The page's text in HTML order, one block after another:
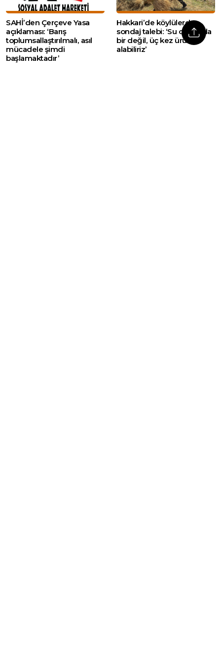
SAHİ’den Çerçeve Yasa
açıklaması: ‘Barış
toplumsallaştırılmalı, asıl
mücadele şimdi
başlamaktadır’
Hakkari’de köylülerden
sondaj talebi: ‘Su olsa yılda
bir değil, üç kez ürün
alabiliriz’